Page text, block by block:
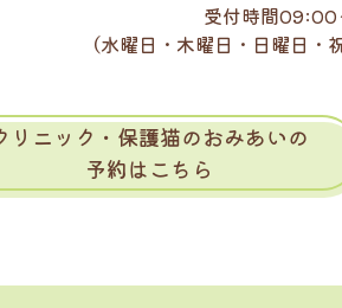
受付時間
（水曜日・木曜日・日曜日・
リニック・保護猫のおみあいの
予約はこちら